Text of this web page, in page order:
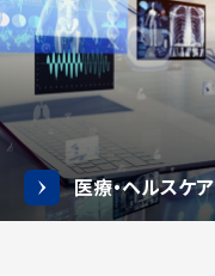
医療・ヘルスケア